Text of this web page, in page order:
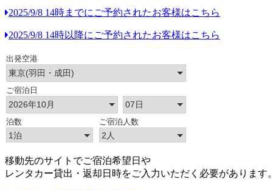
2025/9/8 14時までにご予約されたお客様はこちら
2025/9/8 14時以降にご予約されたお客様はこちら
移動先のサイトでご宿泊希望日や
レンタカー貸出・返却日時をご入力いただく必要があります。